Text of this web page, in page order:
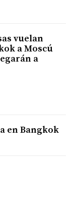
vuelan
a Moscú
a
en Bangkok